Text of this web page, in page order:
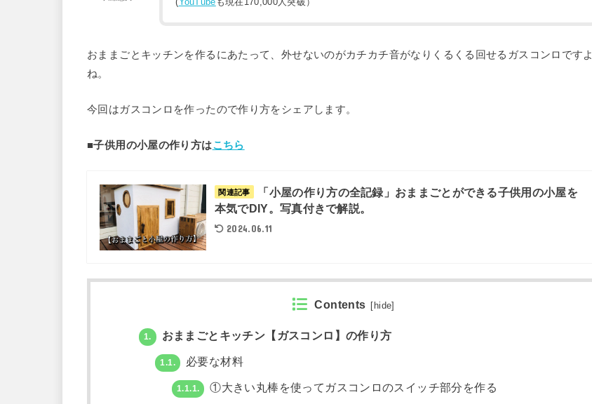
おままごとキッチンを作るにあたって、外せないのがカチカチ音がなりくるくる回せるガスコンロですよ
ね。
今回はガスコンロを作ったので作り方をシェアします。
■子供用の小屋の作り方はこちら
関連記事
「小屋の作り方の全記録」おままごとができる子供用の小屋を
本気でDIY。写真付きで解説。
2024.06.11
Contents [ hide]
1. おままごとキッチン【ガスコンロ】の作り方
1.1. 必要な材料
1.1.1. ①大きい丸棒を使ってガスコンロのスイッチ部分を作る